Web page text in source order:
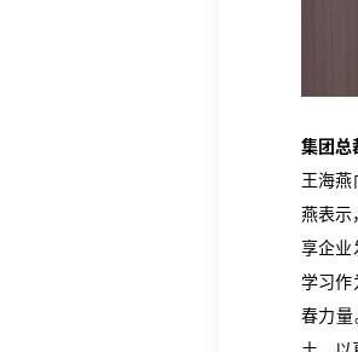
集团总
王海
燕表示
享企业
学习作
春力